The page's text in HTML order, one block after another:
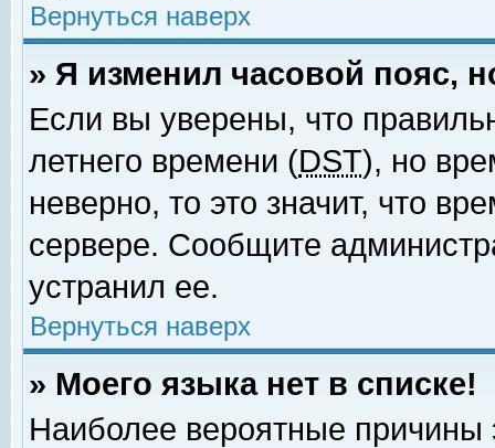
Вернуться наверх
» Я изменил часовой пояс,
Если вы уверены, что
летнего времени (DST), но
неверно, то это значит, что
сервере. Сообщите
устранил ее.
Вернуться наверх
» Моего языка нет в списке!
Наиболее вероятные причины